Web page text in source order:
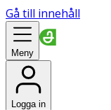
Gå till innehåll
Meny
Logga in